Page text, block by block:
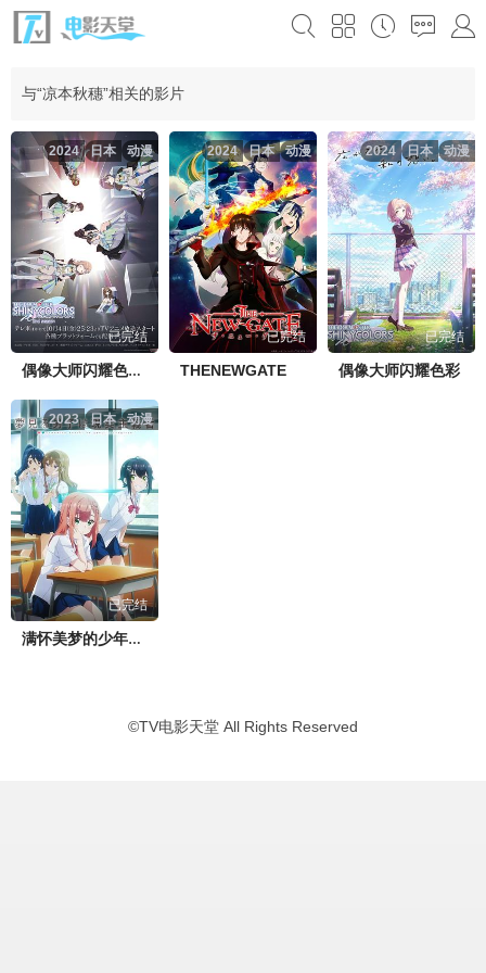
与“凉本秋穗”相关的影片
动漫
日本
2024
已完结
偶像大师闪耀色彩第二季
动漫
日本
2024
已完结
THENEWGATE
动漫
日本
2024
已完结
偶像大师闪耀色彩
动漫
日本
2023
已完结
满怀美梦的少年是现实主义者
©TV电影天堂 All Rights Reserved